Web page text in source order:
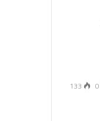
0
133